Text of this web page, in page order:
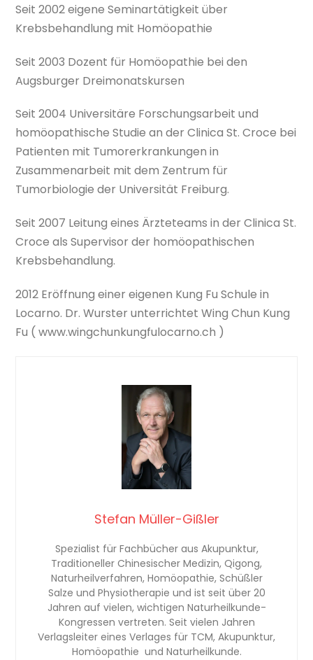
Seit 2002 eigene Seminartätigkeit über
Krebsbehandlung mit Homöopathie
Seit 2003 Dozent für Homöopathie bei den
Augsburger Dreimonatskursen
Seit 2004 Universitäre Forschungsarbeit und
homöopathische Studie an der Clinica St. Croce bei
Patienten mit Tumorerkrankungen in
Zusammenarbeit mit dem Zentrum für
Tumorbiologie der Universität Freiburg.
Seit 2007 Leitung eines Ärzteteams in der Clinica St.
Croce als Supervisor der homöopathischen
Krebsbehandlung.
2012 Eröffnung einer eigenen Kung Fu Schule in
Locarno. Dr. Wurster unterrichtet Wing Chun Kung
Fu ( www.wingchunkungfulocarno.ch )
Stefan Müller-Gißler
Spezialist für Fachbücher aus Akupunktur,
Traditioneller Chinesischer Medizin, Qigong,
Naturheilverfahren, Homöopathie, Schüßler
Salze und Physiotherapie und ist seit über 20
Jahren auf vielen, wichtigen Naturheilkunde-
Kongressen vertreten. Seit vielen Jahren
Verlagsleiter eines Verlages für TCM, Akupunktur,
Homöopathie und Naturheilkunde.